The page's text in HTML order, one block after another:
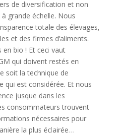
de diversification et non
grande échelle. Nous
totale des élevages,
et des firmes d’aliments.
en bio ! Et ceci vaut
qui doivent restés en
soit la technique de
qui est considérée. Et nous
jusque dans les
consommateurs trouvent
nécessaires pour
la plus éclairée…